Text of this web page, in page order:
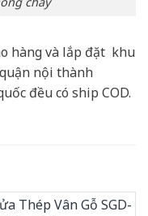
hàng và lắp đặt khu
nội thành
đều có ship COD.